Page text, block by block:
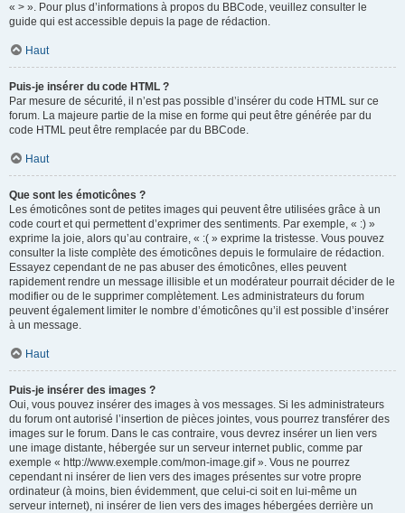
« > ». Pour plus d’informations à propos du BBCode, veuillez consulter le
guide qui est accessible depuis la page de rédaction.
Haut
Puis-je insérer du code HTML ?
Par mesure de sécurité, il n’est pas possible d’insérer du code HTML sur ce
forum. La majeure partie de la mise en forme qui peut être générée par du
code HTML peut être remplacée par du BBCode.
Haut
Que sont les émoticônes ?
Les émoticônes sont de petites images qui peuvent être utilisées grâce à un
code court et qui permettent d’exprimer des sentiments. Par exemple, « :) »
exprime la joie, alors qu’au contraire, « :( » exprime la tristesse. Vous pouvez
consulter la liste complète des émoticônes depuis le formulaire de rédaction.
Essayez cependant de ne pas abuser des émoticônes, elles peuvent
rapidement rendre un message illisible et un modérateur pourrait décider de le
modifier ou de le supprimer complètement. Les administrateurs du forum
peuvent également limiter le nombre d’émoticônes qu’il est possible d’insérer
à un message.
Haut
Puis-je insérer des images ?
Oui, vous pouvez insérer des images à vos messages. Si les administrateurs
du forum ont autorisé l’insertion de pièces jointes, vous pourrez transférer des
images sur le forum. Dans le cas contraire, vous devrez insérer un lien vers
une image distante, hébergée sur un serveur internet public, comme par
exemple « http://www.exemple.com/mon-image.gif ». Vous ne pourrez
cependant ni insérer de lien vers des images présentes sur votre propre
ordinateur (à moins, bien évidemment, que celui-ci soit en lui-même un
serveur internet), ni insérer de lien vers des images hébergées derrière un